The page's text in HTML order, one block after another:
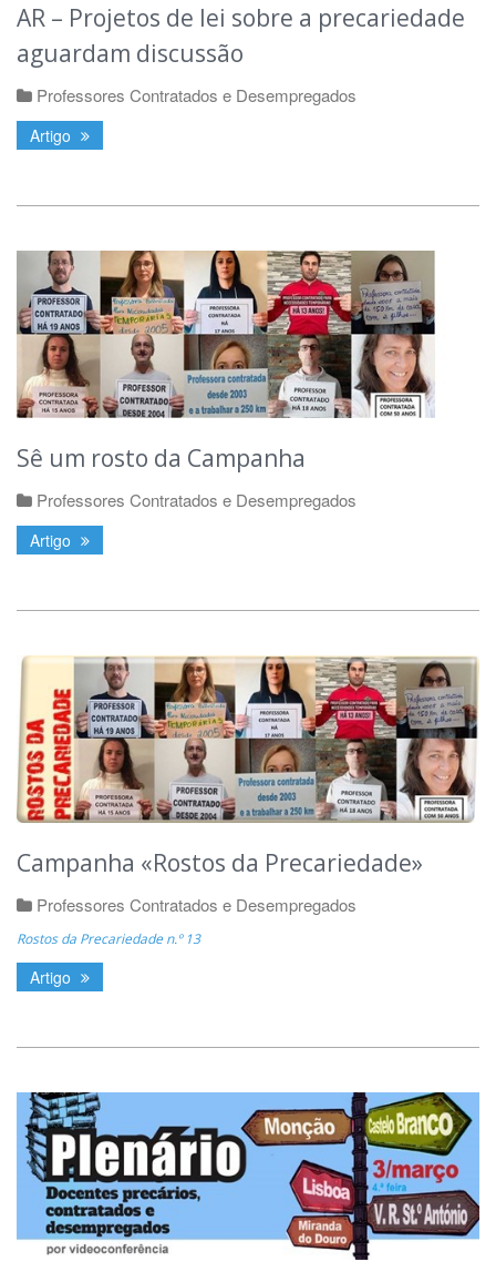
AR – Projetos de lei sobre a precariedade
aguardam discussão
Professores Contratados e Desempregados
Artigo
Sê um rosto da Campanha
Professores Contratados e Desempregados
Artigo
Campanha «Rostos da Precariedade»
Professores Contratados e Desempregados
Rostos da Precariedade n.º 13
Artigo